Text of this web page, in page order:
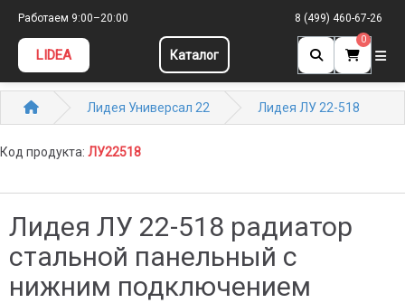
Работаем 9:00–20:00 8 (499) 460-67-26
LIDEA Каталог
0
Лидея Универсал 22 Лидея ЛУ 22-518
Код продукта: ЛУ22518
Лидея ЛУ 22-518 радиатор
стальной панельный с
нижним подключением